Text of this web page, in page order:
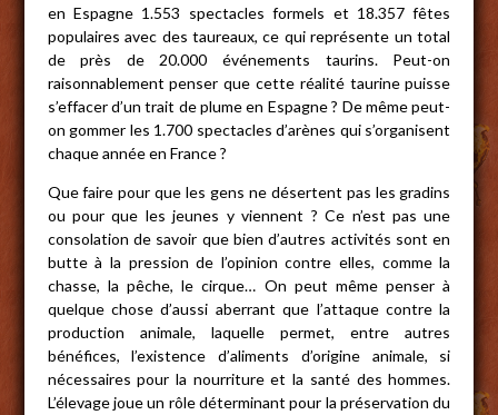
en Espagne 1.553 spectacles formels et 18.357 fêtes
populaires avec des taureaux, ce qui représente un total
de près de 20.000 événements taurins. Peut-on
raisonnablement penser que cette réalité taurine puisse
s’effacer d’un trait de plume en Espagne ? De même peut-
on gommer les 1.700 spectacles d’arènes qui s’organisent
chaque année en France ?
Que faire pour que les gens ne désertent pas les gradins
ou pour que les jeunes y viennent ? Ce n’est pas une
consolation de savoir que bien d’autres activités sont en
butte à la pression de l’opinion contre elles, comme la
chasse, la pêche, le cirque… On peut même penser à
quelque chose d’aussi aberrant que l’attaque contre la
production animale, laquelle permet, entre autres
bénéfices, l’existence d’aliments d’origine animale, si
nécessaires pour la nourriture et la santé des hommes.
L’élevage joue un rôle déterminant pour la préservation du